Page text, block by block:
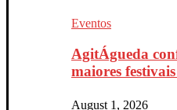
Eventos
AgitÁgueda
maiores
August 1, 2026